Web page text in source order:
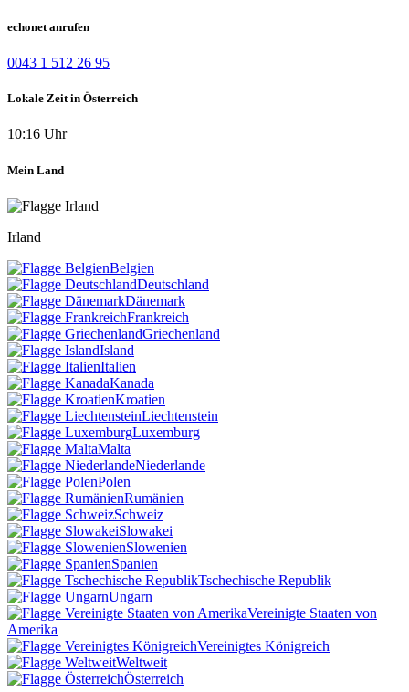
echonet anrufen
0043 1 512 26 95
Lokale Zeit in Österreich
10:16 Uhr
Mein Land
Irland
Belgien
Deutschland
Dänemark
Frankreich
Griechenland
Island
Italien
Kanada
Kroatien
Liechtenstein
Luxemburg
Malta
Niederlande
Polen
Rumänien
Schweiz
Slowakei
Slowenien
Spanien
Tschechische Republik
Ungarn
Vereinigte Staaten von
Amerika
Vereinigtes Königreich
Weltweit
Österreich